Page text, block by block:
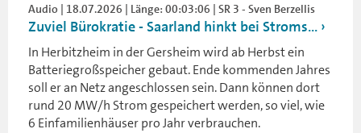
Audio | 18.07.2026 | Länge: 00:03:06 | SR 3 - Sven Berzellis
Zuviel Bürokratie - Saarland hinkt bei Stroms...
In Herbitzheim in der Gersheim wird ab Herbst ein
Batteriegroßspeicher gebaut. Ende kommenden Jahres
soll er an Netz angeschlossen sein. Dann können dort
rund 20 MW/h Strom gespeichert werden, so viel, wie
6 Einfamilienhäuser pro Jahr verbrauchen.